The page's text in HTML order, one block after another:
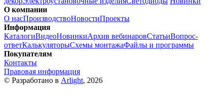
О компании
О насПроизводствоНовостиПроекты
Информация
КаталогиВидеоНовинкиАрхив вебинаровСтатьиВопрос-
ответКалькуляторыСхемы монтажаФайлы и программы
Покупателям
Контакты
Правовая информация
© Разработано в Arlight, 2026